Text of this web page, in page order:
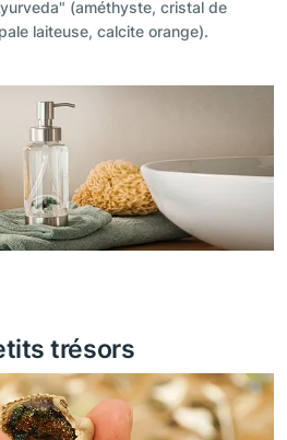
(améthyste, cristal de
laiteuse, calcite orange).
trésors